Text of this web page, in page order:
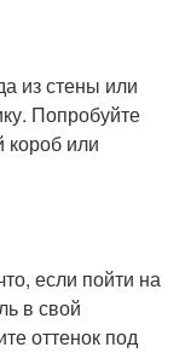
из стены или
Попробуйте
короб или
если пойти на
в свой
оттенок под